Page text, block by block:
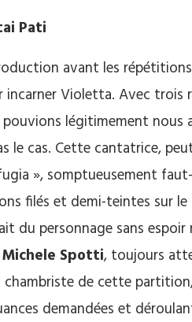
Pati
avant les
incarner Violetta. Avec trois
légitimement
le cas. Cette cantatrice,
», somptueusement
filés et demi-teintes sur
du personnage sans espoir
Michele Spotti, toujours
de cette
demandées et